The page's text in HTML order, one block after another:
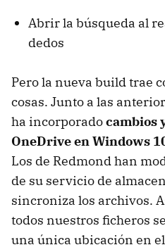
Abrir la búsqueda al
dedos
Pero la nueva build trae
cosas. Junto a las
ha incorporadocambios
OneDrive en Windows
Los de Redmond han
de su servicio de
sincroniza los archivos.
todos nuestros ficheros
una única ubicación en